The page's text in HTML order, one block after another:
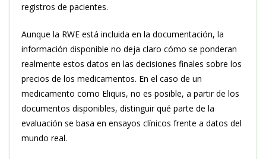
registros de pacientes.
Aunque la RWE está incluida en la documentación, la
información disponible no deja claro cómo se ponderan
realmente estos datos en las decisiones finales sobre los
precios de los medicamentos. En el caso de un
medicamento como Eliquis, no es posible, a partir de los
documentos disponibles, distinguir qué parte de la
evaluación se basa en ensayos clínicos frente a datos del
mundo real.